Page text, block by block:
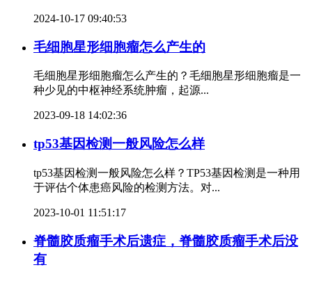
2024-10-17 09:40:53
毛细胞星形细胞瘤怎么产生的
毛细胞星形细胞瘤怎么产生的？毛细胞星形细胞瘤是一
种少见的中枢神经系统肿瘤，起源...
2023-09-18 14:02:36
tp53基因检测一般风险怎么样
tp53基因检测一般风险怎么样？TP53基因检测是一种用
于评估个体患癌风险的检测方法。对...
2023-10-01 11:51:17
脊髓胶质瘤手术后遗症，脊髓胶质瘤手术后没
有